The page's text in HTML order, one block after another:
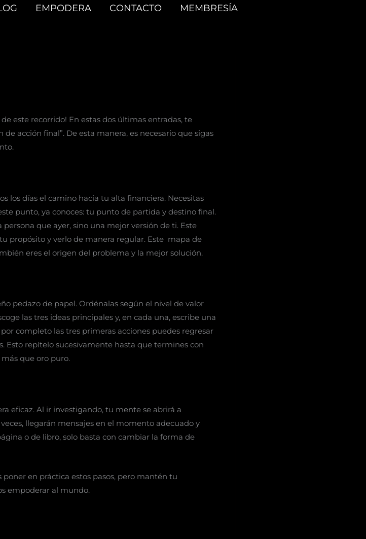
EMPODERA CONTACTO MEMBRESÍA
este recorrido! En estas dos últimas entradas, te
acción final”. De esta manera, es necesario que sigas
los días el camino hacia tu alta financiera. Necesitas
punto, ya conoces: tu punto de partida y destino final.
que ayer, sino una mejor versión de ti. Este
propósito y verlo de manera regular. Este mapa de
eres el origen del problema y la mejor solución.
pedazo de papel. Ordénalas según el nivel de valor
las tres ideas principales y, en cada una, escribe una
completo las tres primeras acciones puedes regresar
Esto repítelo sucesivamente hasta que termines con
que oro puro.
eficaz. Al ir investigando, tu mente se abrirá a
llegarán mensajes en el momento adecuado y
o de libro, solo basta con cambiar la forma de
en práctica estos pasos, pero mantén tu
empoderar al mundo.